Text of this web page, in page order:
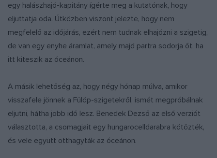
egy halászhajó-kapitány ígérte meg a kutatónak, hogy
eljuttatja oda. Útközben viszont jelezte, hogy nem
megfelelő az időjárás, ezért nem tudnak elhajózni a szigetig,
de van egy enyhe áramlat, amely majd partra sodorja őt, ha
itt kiteszik az óceánon.
A másik lehetőség az, hogy négy hónap múlva, amikor
visszafele jönnek a Fülöp-szigetekről, ismét megpróbálnak
eljutni, hátha jobb idő lesz. Benedek Dezső az első verziót
választotta, a csomagjait egy hungarocelldarabra kötözték,
és vele együtt otthagyták az óceánon.